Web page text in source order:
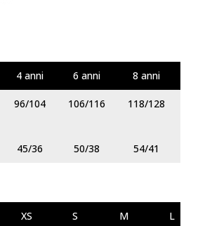
4 anni 6 anni 8 anni
96/104 106/116 118/128
45/36 50/38 54/41
XS S M L